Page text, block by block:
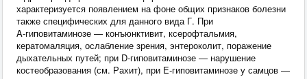
характеризуется появлением на фоне общих признаков болезни
также специфических для данного вида Г. При
A‑гиповитаминозе — конъюнктивит, ксерофтальмия,
кератомаляция, ослабление зрения, энтероколит, поражение
дыхательных путей; при D‑гиповитаминозе — нарушение
костеобразования (см. Рахит), при E‑гиповитаминозе у самцов —